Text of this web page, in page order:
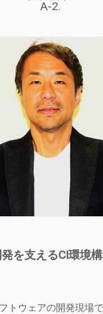
A-2.
を支えるCI環境
トウェアの開発現場